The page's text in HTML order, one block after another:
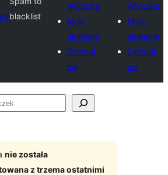
blacklist
wtyczkę
Moje
ulubione
Zaloguj
się
wtyczkę
Moje
ulubione
Zaloguj
się
nie została
z trzema ostatnimi